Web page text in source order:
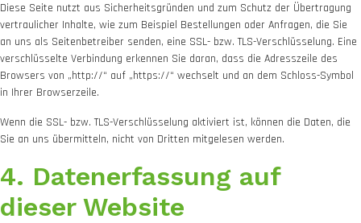
Diese Seite nutzt aus Sicherheitsgründen und zum Schutz der Übertragung
vertraulicher Inhalte, wie zum Beispiel Bestellungen oder Anfragen, die Sie
an uns als Seitenbetreiber senden, eine SSL- bzw. TLS-Verschlüsselung. Eine
verschlüsselte Verbindung erkennen Sie daran, dass die Adresszeile des
Browsers von „http://“ auf „https://“ wechselt und an dem Schloss-Symbol
in Ihrer Browserzeile.
Wenn die SSL- bzw. TLS-Verschlüsselung aktiviert ist, können die Daten, die
Sie an uns übermitteln, nicht von Dritten mitgelesen werden.
4. Datenerfassung auf
dieser Website